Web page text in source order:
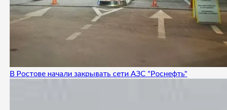
В Ростове начали закрывать сети АЗС "Роснефть"